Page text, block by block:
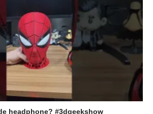
headphone? #3dgeekshow